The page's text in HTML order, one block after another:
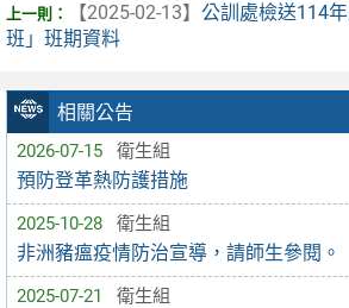
相關公告
2026-07-15 衛生組
預防登革熱防護措施
2025-10-28 衛生組
非洲豬瘟疫情防治宣導，請師生參閱。
2025-07-21 衛生組
【2025-02-13】 公訓處檢送114
班」班期資料